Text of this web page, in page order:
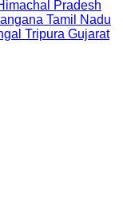
Pradesh
Tamil Nadu
Tripura Gujarat